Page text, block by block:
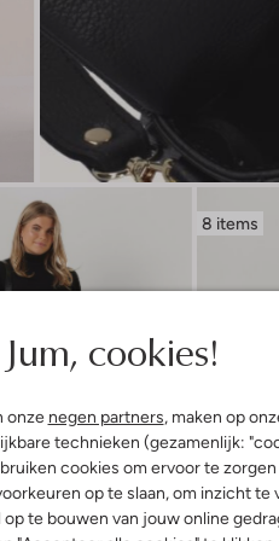
Jum, cookies!
onze negen partners, maken op
technieken (gezamenlijk:
cookies om ervoor te
op te slaan, om inzicht
te bouwen van jouw online
8 items